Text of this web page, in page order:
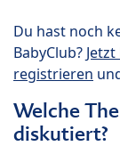
Du hast noch
BabyClub?
registrieren
Welche
diskutiert?